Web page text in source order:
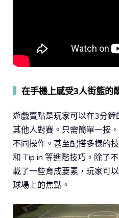
在手機上感受3人街籃的
遊戲賣點是玩家可以在3分
其他人對賽。只需簡單一按
不同操作。甚至配搭多樣的
和 Tip in 等進階技巧。除了
載了一些育成要素，玩家可
球場上的焦點。